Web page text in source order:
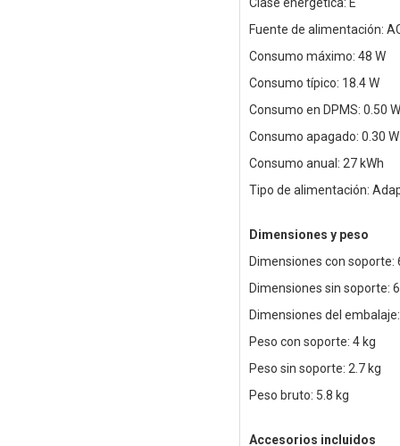
Fuente de alimentación:
Consumo máximo: 48 W
Consumo típico: 18.4 W
Consumo en DPMS: 0.50 W
Consumo apagado: 0.30 W
Consumo anual: 27 kWh
Tipo de alimentación:
Dimensiones y peso
Dimensiones con soporte:
Dimensiones sin soporte:
Dimensiones del
Peso con soporte: 4 kg
Peso sin soporte: 2.7 kg
Peso bruto: 5.8 kg
Accesorios incluidos